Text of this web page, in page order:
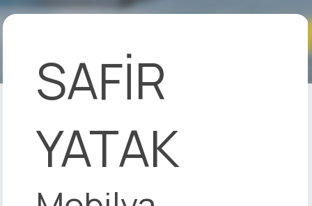
SAFİR
YATAK